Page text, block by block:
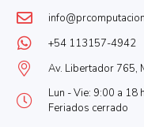
+54 113157-4942
Av. Libertador 765,
Lun - Vie: 9:00 a 18
Feriados cerrado